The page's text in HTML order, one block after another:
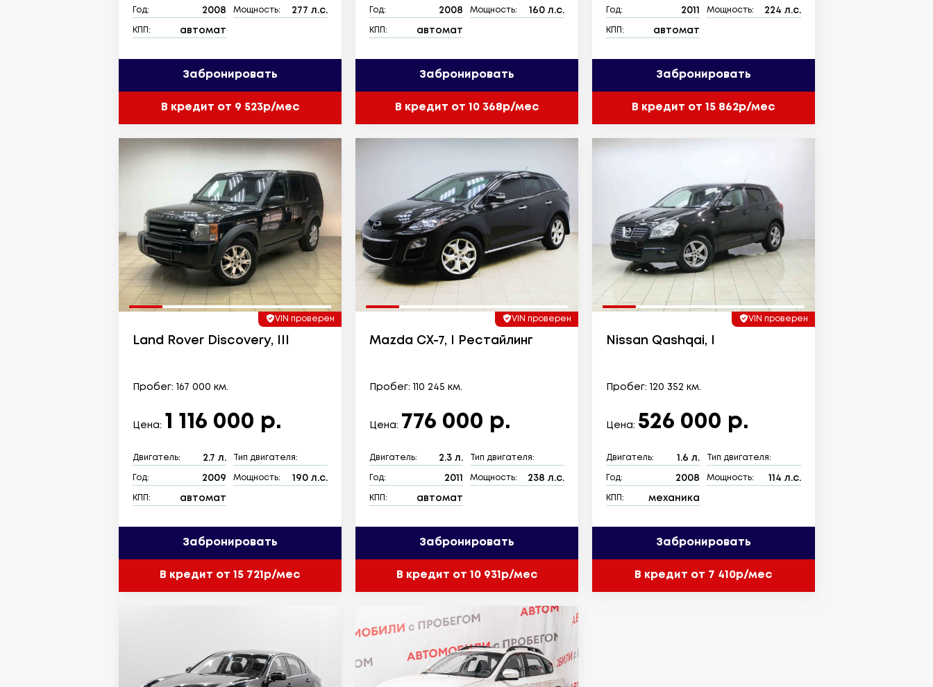
Год: 2008 Мощность: 277 л.с.
КПП: автомат
Забронировать
В кредит от 9 523р/мес
Год: 2008 Мощность: 160 л.с.
КПП: автомат
Забронировать
В кредит от 10 368р/мес
Год: 2011 Мощность: 224 л.с.
КПП: автомат
Забронировать
В кредит от 15 862р/мес
VIN проверен
Land Rover Discovery, III
Пробег: 167 000 км.
Цена: 1 116 000 р.
Двигатель: 2.7 л. Тип двигателя:
Год: 2009 Мощность: 190 л.с.
КПП: автомат
Забронировать
В кредит от 15 721р/мес
VIN проверен
Mazda CX-7, I Рестайлинг
Пробег: 110 245 км.
Цена: 776 000 р.
Двигатель: 2.3 л. Тип двигателя:
Год: 2011 Мощность: 238 л.с.
КПП: автомат
Забронировать
В кредит от 10 931р/мес
VIN проверен
Nissan Qashqai, I
Пробег: 120 352 км.
Цена: 526 000 р.
Двигатель: 1.6 л. Тип двигателя:
Год: 2008 Мощность: 114 л.с.
КПП: механика
Забронировать
В кредит от 7 410р/мес